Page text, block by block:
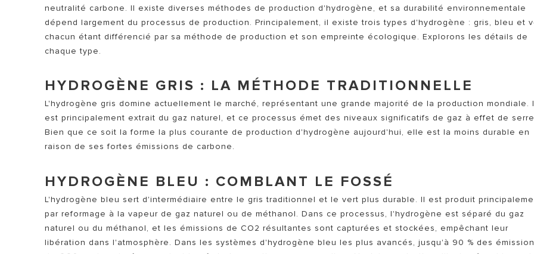
TOUS LES MODÈLES DE CHAUFFAGE
TOUS LES SERVICES ARISTON
neutralité carbone. Il existe diverses méthodes de production d'hydrogène, et sa durabilité environnementale
dépend largement du processus de production. Principalement, il existe trois types d'hydrogène : gris, bleu et
chacun étant différencié par sa méthode de production et son empreinte écologique. Explorons les détails de
chaque type.
HYDROGÈNE GRIS : LA MÉTHODE TRADITIONNELLE
L'hydrogène gris domine actuellement le marché, représentant une grande majorité de la production mondiale.
est principalement extrait du gaz naturel, et ce processus émet des niveaux significatifs de gaz à effet de
Bien que ce soit la forme la plus courante de production d'hydrogène aujourd'hui, elle est la moins durable en
raison de ses fortes émissions de carbone.
HYDROGÈNE BLEU : COMBLANT LE FOSSÉ
L'hydrogène bleu sert d'intermédiaire entre le gris traditionnel et le vert plus durable. Il est produit
par reformage à la vapeur de gaz naturel ou de méthanol. Dans ce processus, l'hydrogène est séparé du gaz
naturel ou du méthanol, et les émissions de CO2 résultantes sont capturées et stockées, empêchant leur
libération dans l'atmosphère. Dans les systèmes d'hydrogène bleu les plus avancés, jusqu'à 90 % des